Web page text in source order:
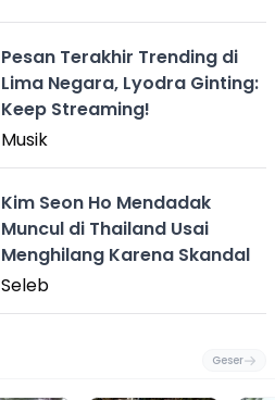
Pesan Terakhir Trending di
Lima Negara, Lyodra Ginting:
Keep Streaming!
Musik
Kim Seon Ho Mendadak
Muncul di Thailand Usai
Menghilang Karena Skandal
Seleb
Geser